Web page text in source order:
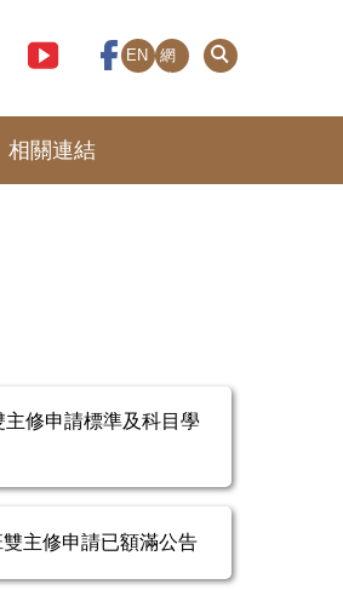
EN
網
相關連結
主修申請標準及科目學
主修申請已額滿公告